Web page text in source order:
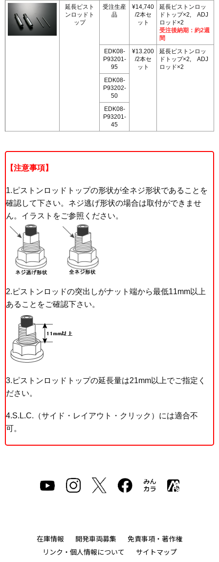
延長ピスト
ンロッドト
ップ
受注生産
品
¥14,740
/2本セ
ット
延長ピストンロッ
ドトップ×2, ADJ
ロッド×2
受注後納期：約2週
間
EDK08-
P93201-
95
¥13.200
/2本セ
ット
延長ピストンロッ
ドトップ×2, ADJ
ロッド×2
EDK08-
P93202-
50
EDK08-
P93201-
45
注意事項
1.ピストンロッドトップの形状が全ネジ形状であることを
確認して下さい。ネジ逃げ形状の場合は取付ができませ
ん。イラストをご参照ください。
2.ピストンロッドの突出しがナット端から最低11mm以上
あることをご確認下さい。
3.ピストンロッドトップの延長量は21mm以上でご指定く
ださい。
4.S.L.C.（サイド・レイアウト・クリック）には適合不
可。
在庫情報 開発車両募集
免責事項・著作権
リンク・個人情報について
サイトマップ